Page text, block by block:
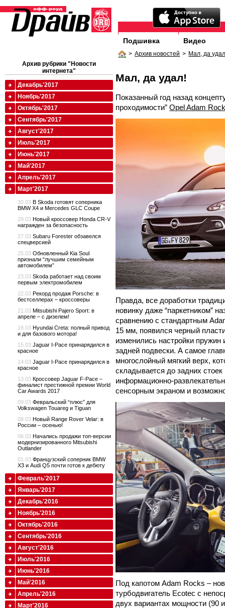
Подшивка Видео
> Архив новостей > Мал, да
Мал, да удал!
Показанный год назад
проходимости”Opel Adam
Правда, все доработки
новинку даже “паркетником”
сравнению с стандартным
15 мм, появился черный
изменились настройки пружин
задней подвески. А самое
многослойный мягкий верх,
складывается до задних
информационно-
сенсорным экраном и
Под капотом Adam Rocks –
турбодвигатель Ecotec с
двух вариантах мощности (90
Архив рубрики "Новости
интернета"
Декабрь'2017
Ноябрь'2017
Октябрь'2017
Сентябрь'2017
Август'2017
Июль'2017
Июнь'2017
Май'2017
Апрель'2017
Март'2017
30.03 В Skoda готовят соперника
BMW X4 и Mercedes GLC Coupe
29.03 Новый кроссовер Honda CR-V
награжден за безопасность
27.03 Subaru Forester обзавелся
спецверсией
25.03 Обновленный Kia Soul
признали “лучшим семейным
автомобилем”
23.03 Skoda работает над своим
первым электромобилем
22.03 Рекорд продаж Porsche: в
бестселлерах – кроссоверы
21.03 Mitsubishi Pajero Sport: в
апреле – с дизелем!
16.03 Hyundai Creta: полный привод
и для базового мотора!
15.03 Jaguar I-Pace принарядился в
красное
14.03 Jaguar I-Pace принарядился в
красное
13.03 Кроссовер Jaguar F-Pace –
финалист престижной премии World
Car Awards 2017
09.03 Февральский “плюс” для
Volkswagen Touareg и Tiguan
08.03 Новый Range Rover Velar: в
России – осенью!
06.03 Начались продажи топ-версии
модернизированного Mitsubishi
Outlander
01.03 Французский соперник BMW
X3 и Audi Q5 почти готов к дебюту
Февраль'2017
Январь'2017
Декабрь'2016
Ноябрь'2016
Октябрь'2016
Сентябрь'2016
Август'2016
Июль'2016
Июнь'2016
Май'2016
Апрель'2016
Март'2016